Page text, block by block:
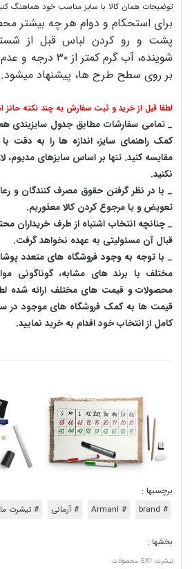
توضیحات همان کالا با سایز مناسب خود هماهنگ
برای استحکام و دوام هر چه بیشتر
پشت و رو کردن لباس قبل از
شوینده، آب گرم
بر روی سطح طرح ها، پیشنهاد میشود.
لطفا قبل از خرید و ثبت سفارش به چند نکته حائز
_ تمامی سفارشات مطابق جدول سایزبندی
کمک راهنمای سایز، اندازه ها را به دقت
مقایسه کنید. تنها بر اساس سایزهای
نکنید.
_ با در نظر گرفتن حقوق مصرف کنندگان و
تعویض و یا مرجوع کردن کالا معذوریم.
_ چنانچه انتخاب اشتباه از طرف خریداران
قبال آن مسئولیتی به عهده نخواهد گرفت.
_ با توجه به‌ وجود فروشگاه های متعدد‌
مختلف با برند های مشابه، گوناگونی
محصولات و قیمت های مختلف ارائه شده
قیمت ها به کمک فروشگاه های موجود در
کامل از انتخاب خود اقدام به خرید نمایید.
برچسبها :
# brand
# Armani # آرمانی # تیشرت
بخشها :
تیشرت EX1 محصولات